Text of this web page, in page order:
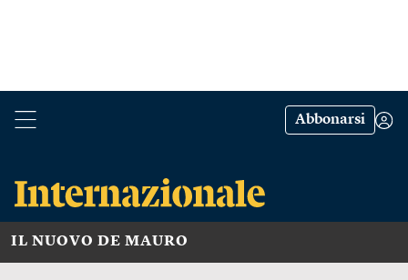
Abbonarsi
IL NUOVO DE MAURO